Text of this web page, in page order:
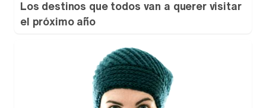
Los destinos que todos van a querer visitar
el próximo año